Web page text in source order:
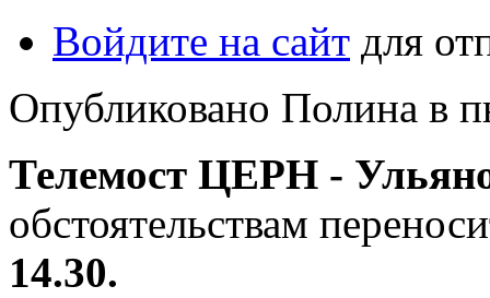
Войдите на сайт для
Опубликовано Полина в
Телемост ЦЕРН -
обстоятельствам
14.30.